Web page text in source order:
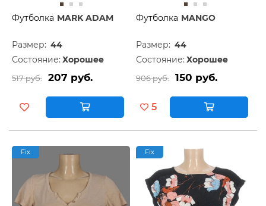
Футболка MARK ADAM
Размер: 44
Состояние: Хорошее
517 руб. 207 руб.
Футболка MANGO
Размер: 44
Состояние: Хорошее
906 руб. 150 руб.
5
Fix Fix